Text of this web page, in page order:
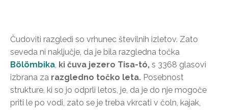
Čudoviti razgledi so vrhunec številnih izletov. Zato
seveda ni naključje, da je bila razgledna točka
Bölömbika, ki čuva jezero Tisa-tó, s 3368 glasovi
izbrana za razgledno točko leta. Posebnost
strukture, ki so jo odprli letos, je, da je do nje mogoče
priti le po vodi, zato se je treba vkrcati v čoln, kajak,